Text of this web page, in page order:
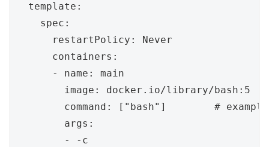
  template:
    spec:
      restartPolicy: Never
      containers:
      - name: main
        image: docker.io/library/bash:5
command: ["bash"]        #
        args:
        - -c